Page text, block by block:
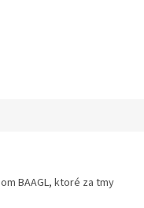
BAAGL, ktoré za tmy